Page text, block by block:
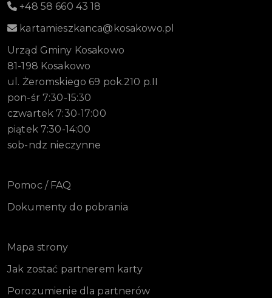
+48 58 660 43 18
kartamieszkanca@kosakowo.pl
Urząd Gminy Kosakowo
81-198 Kosakowo
ul. Żeromskiego 69 pok.210 p.II
pon-śr 7:30-15:30
czwartek 7:30-17:00
piątek 7:30-14:00
sob-ndz nieczynne
Pomoc / FAQ
Dokumenty do pobrania
Mapa strony
Jak zostać partnerem karty
Porozumienie dla partnerów